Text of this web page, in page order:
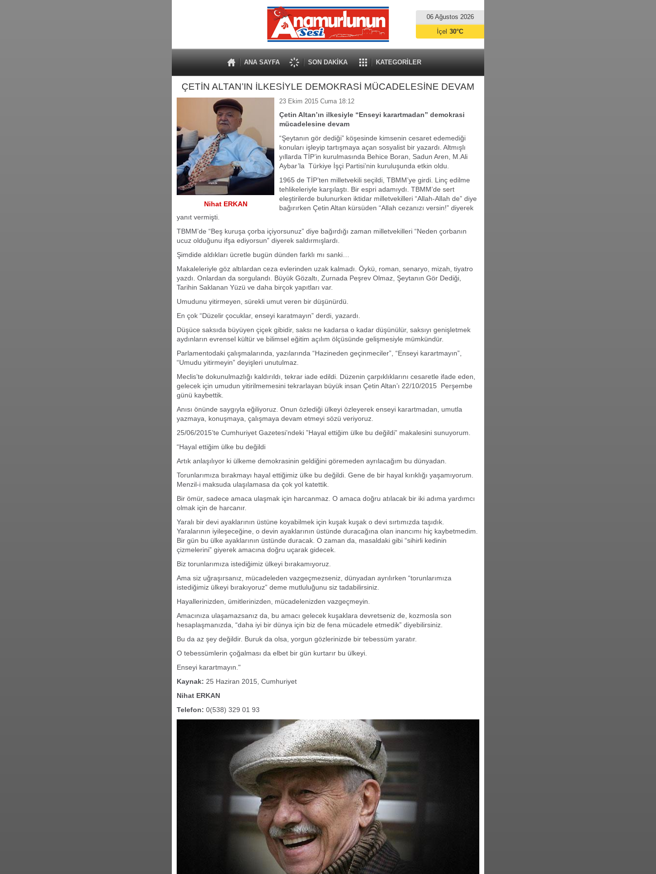
06 Ağustos 2026
ANA SAYFA SON DAKİKA KATEGORİLER
İçel 30°C
ÇETİN ALTAN’IN İLKESİYLE DEMOKRASİ MÜCADELESİNE DEVAM
Nihat ERKAN
23 Ekim 2015 Cuma 18:12
Çetin Altan’ın ilkesiyle “Enseyi karartmadan” demokrasi
mücadelesine devam
“Şeytanın gör dediği” köşesinde kimsenin cesaret edemediği
konuları işleyip tartışmaya açan sosyalist bir yazardı. Altmışlı
yıllarda TİP’in kurulmasında Behice Boran, Sadun Aren, M.Ali
Aybar’la Türkiye İşçi Partisi’nin kuruluşunda etkin oldu.
1965 de TİP’ten milletvekili seçildi, TBMM’ye girdi. Linç edilme
tehlikeleriyle karşılaştı. Bir espri adamıydı. TBMM’de sert
eleştirilerde bulunurken iktidar milletvekilleri “Allah-Allah de” diye
bağırırken Çetin Altan kürsüden “Allah cezanızı versin!” diyerek
yanıt vermişti.
TBMM’de “Beş kuruşa çorba içiyorsunuz” diye bağırdığı zaman milletvekilleri “Neden çorbanın
ucuz olduğunu ifşa ediyorsun” diyerek saldırmışlardı.
Şimdide aldıkları ücretle bugün dünden farklı mı sanki…
Makaleleriyle göz altılardan ceza evlerinden uzak kalmadı. Öykü, roman, senaryo, mizah, tiyatro
yazdı. Onlardan da sorgulandı. Büyük Gözaltı, Zurnada Peşrev Olmaz, Şeytanın Gör Dediği,
Tarihin Saklanan Yüzü ve daha birçok yapıtları var.
Umudunu yitirmeyen, sürekli umut veren bir düşünürdü.
En çok “Düzelir çocuklar, enseyi karatmayın” derdi, yazardı.
Düşüce saksıda büyüyen çiçek gibidir, saksı ne kadarsa o kadar düşünülür, saksıyı genişletmek
aydınların evrensel kültür ve bilimsel eğitim açılım ölçüsünde gelişmesiyle mümkündür.
Parlamentodaki çalışmalarında, yazılarında “Hazineden geçinmeciler”, “Enseyi karartmayın”,
“Umudu yitirmeyin” deyişleri unutulmaz.
Meclis’te dokunulmazlığı kaldırıldı, tekrar iade edildi. Düzenin çarpıklıklarını cesaretle ifade eden,
gelecek için umudun yitirilmemesini tekrarlayan büyük insan Çetin Altan’ı 22/10/2015 Perşembe
günü kaybettik.
Anısı önünde saygıyla eğiliyoruz. Onun özlediği ülkeyi özleyerek enseyi karartmadan, umutla
yazmaya, konuşmaya, çalışmaya devam etmeyi sözü veriyoruz.
25/06/2015’te Cumhuriyet Gazetesi’ndeki ”Hayal ettiğim ülke bu değildi” makalesini sunuyorum.
“Hayal ettiğim ülke bu değildi
Artık anlaşılıyor ki ülkeme demokrasinin geldiğini göremeden ayrılacağım bu dünyadan.
Torunlarımıza bırakmayı hayal ettiğimiz ülke bu değildi. Gene de bir hayal kırıklığı yaşamıyorum.
Menzil-i maksuda ulaşılamasa da çok yol katettik.
Bir ömür, sadece amaca ulaşmak için harcanmaz. O amaca doğru atılacak bir iki adıma yardımcı
olmak için de harcanır.
Yaralı bir devi ayaklarının üstüne koyabilmek için kuşak kuşak o devi sırtımızda taşıdık.
Yaralarının iyileşeceğine, o devin ayaklarının üstünde duracağına olan inancımı hiç kaybetmedim.
Bir gün bu ülke ayaklarının üstünde duracak. O zaman da, masaldaki gibi “sihirli kedinin
çizmelerini” giyerek amacına doğru uçarak gidecek.
Biz torunlarımıza istediğimiz ülkeyi bırakamıyoruz.
Ama siz uğraşırsanız, mücadeleden vazgeçmezseniz, dünyadan ayrılırken “torunlarımıza
istediğimiz ülkeyi bırakıyoruz” deme mutluluğunu siz tadabilirsiniz.
Hayallerinizden, ümitlerinizden, mücadelenizden vazgeçmeyin.
Amacınıza ulaşamazsanız da, bu amacı gelecek kuşaklara devretseniz de, kozmosla son
hesaplaşmanızda, “daha iyi bir dünya için biz de fena mücadele etmedik” diyebilirsiniz.
Bu da az şey değildir. Buruk da olsa, yorgun gözlerinizde bir tebessüm yaratır.
O tebessümlerin çoğalması da elbet bir gün kurtarır bu ülkeyi.
Enseyi karartmayın. "
Kaynak: 25 Haziran 2015, Cumhuriyet
Nihat ERKAN
Telefon: 0(538) 329 01 93